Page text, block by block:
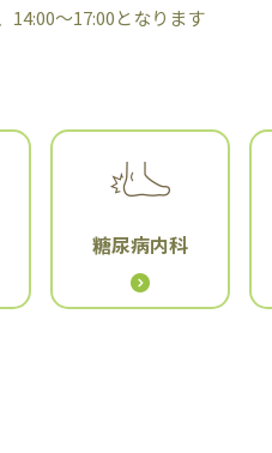
〜17:00となります
糖尿病内科